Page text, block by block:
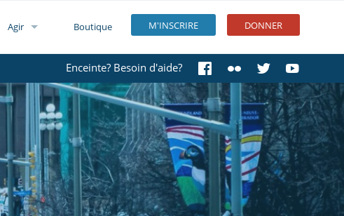
M'INSCRIRE DONNER
Agir Boutique
Enceinte? Besoin d'aide?